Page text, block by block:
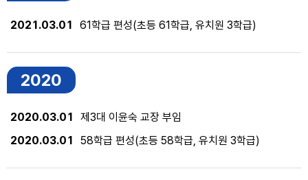
2021.03.01 61학급 편성(초등 61학급, 유치원 3학급)
2020
2020.03.01
제3대 이윤숙 교장 부임
2020.03.01
58학급 편성(초등 58학급, 유치원 3학급)